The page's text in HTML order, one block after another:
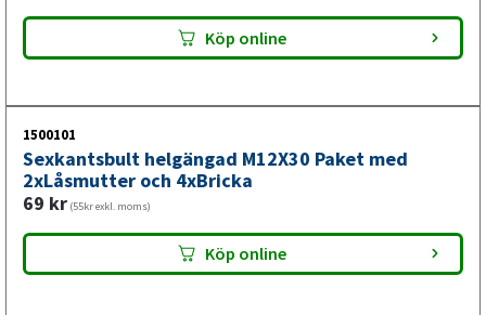
Köp online
1500101
Sexkantsbult helgängad M12X30 Paket med
2xLåsmutter och 4xBricka
69 kr (55kr exkl. moms)
Köp online